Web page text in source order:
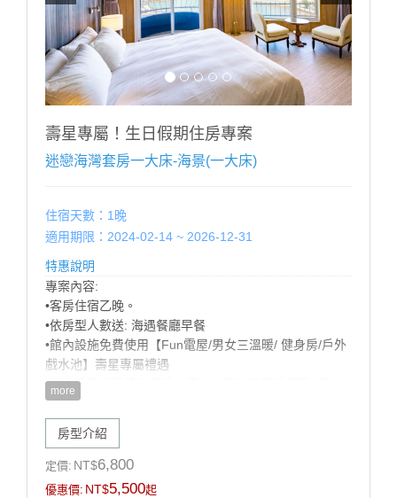
■未滿 4 歲；不佔床免費招待至多2位
■滿 4 歲 ∼ 未滿 12 歲；每位每晚加收 $500。
■12歲以上；每位每晚加收 $1000。
※ 增加床墊帳篷（2選1）含寢具（須依現場房況）每個
每晚加收$500。
※ 如超出房型住宿人數，請提前告知，並依現場規定加
收加人費用。
100CM以下 酌收清潔費$50 嬰幼兒：80cm以下免費
壽星專屬！生日假期住房專案
迷戀海灣套房一大床-海景(一大床)
住宿天數：1晚
適用期限：2024-02-14 ~ 2026-12-31
特惠說明
專案內容:
•客房住宿乙晚。
•依房型人數送: 海遇餐廳早餐
•館內設施免費使用【Fun電屋/男女三溫暖/ 健身房/戶外
戲水池】壽星專屬禮遇
•預定房型『愛情海客房』享有升等海景客房優惠 (需依
當日房況，官網山/海景同價，數量有限，先訂先贏!)
•歡樂生日佈置（英文字母+造型氣球+造型佈置），可備
註佈置風格偏兒童或成人，以飯店實際佈置為主）
【加價購優惠】: 甩尾車車票 買1送1 (戶外空間，需視天
候開放)
more
房型介紹
定價: NT$6,800
優惠價: NT$5,500起